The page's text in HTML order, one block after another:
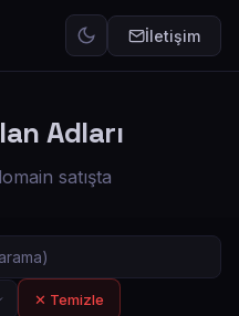
İletişim
Adları
satışta
✕ Temizle